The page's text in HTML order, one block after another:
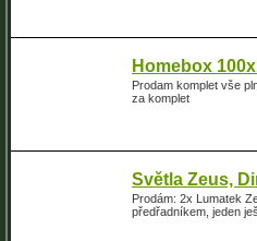
Homebox
Prodam komplet vše
za komplet
Světla Zeus,
Prodám: 2x Lumatek
předřadníkem, jeden